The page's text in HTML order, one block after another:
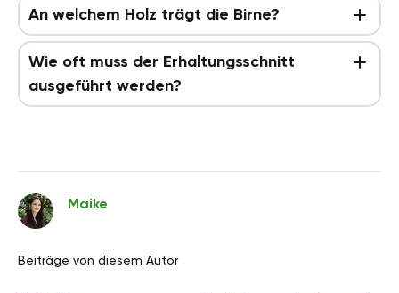
An welchem Holz trägt die Birne?
Wie oft muss der Erhaltungsschnitt
ausgeführt werden?
Maike
Beiträge von diesem Autor